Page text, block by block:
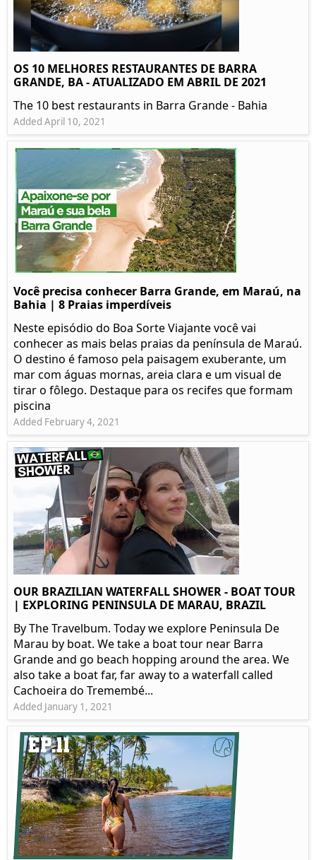
OS 10 MELHORES RESTAURANTES DE BARRA
GRANDE, BA - ATUALIZADO EM ABRIL DE 2021
The 10 best restaurants in Barra Grande - Bahia
Added April 10, 2021
Você precisa conhecer Barra Grande, em Maraú, na
Bahia | 8 Praias imperdíveis
Neste episódio do Boa Sorte Viajante você vai
conhecer as mais belas praias da península de Maraú.
O destino é famoso pela paisagem exuberante, um
mar com águas mornas, areia clara e um visual de
tirar o fôlego. Destaque para os recifes que formam
piscina
Added February 4, 2021
OUR BRAZILIAN WATERFALL SHOWER - BOAT TOUR
| EXPLORING PENINSULA DE MARAU, BRAZIL
By The Travelbum. Today we explore Peninsula De
Marau by boat. We take a boat tour near Barra
Grande and go beach hopping around the area. We
also take a boat far, far away to a waterfall called
Cachoeira do Tremembé...
Added January 1, 2021